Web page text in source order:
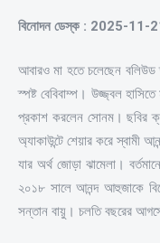
বিনোদন ডেস্ক : 2025-11-
আবারও মা হতে চলেছেন
স্পষ্ট বেবিবাম্প। উজ্জ্বল
প্রকাশ করলেন সোনম। ছবির
অ্যাকাউন্টে শেয়ার করে স্বামী
যার অর্থ জোড়া ঝামেলা।
২০১৮ সালে আনন্দ আহুজাকে
সন্তান বায়ু। চলতি বছরের